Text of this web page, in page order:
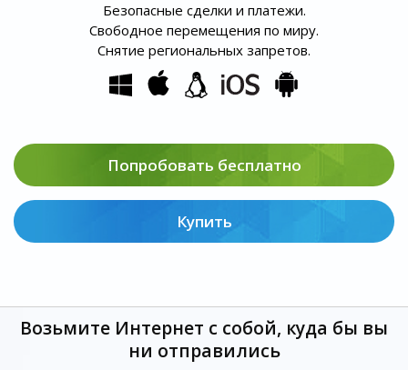
Безопасные сделки и платежи.
Свободное перемещения по миру.
Снятие региональных запретов.
Попробовать бесплатно
Купить
Возьмите Интернет с собой, куда бы вы
ни отправились